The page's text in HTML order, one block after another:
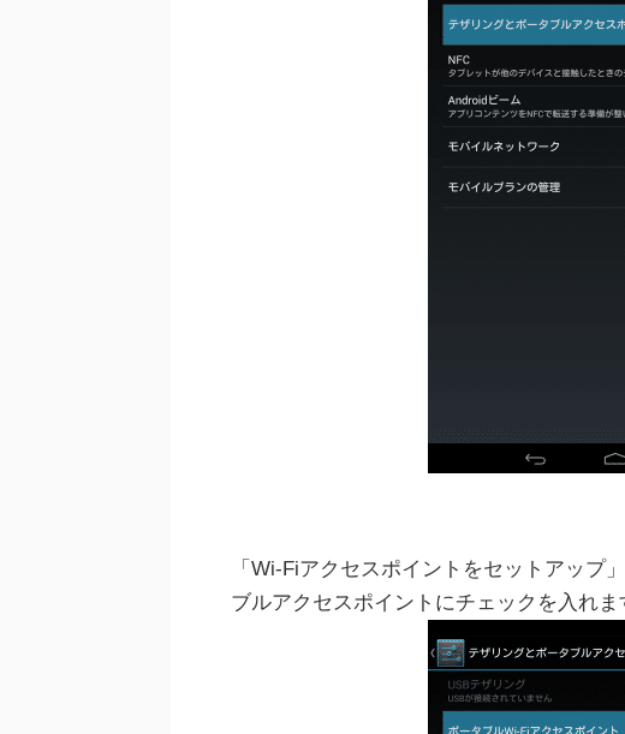
「Wi-Fiアクセスポイントをセットアップ
ブルアクセスポイントにチェックを入れま